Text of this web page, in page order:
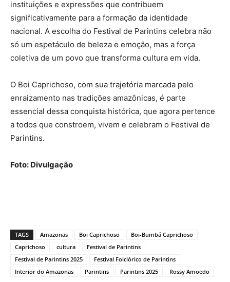
instituições e expressões que contribuem
significativamente para a formação da identidade
nacional. A escolha do Festival de Parintins celebra não
só um espetáculo de beleza e emoção, mas a força
coletiva de um povo que transforma cultura em vida.
O Boi Caprichoso, com sua trajetória marcada pelo
enraizamento nas tradições amazônicas, é parte
essencial dessa conquista histórica, que agora pertence
a todos que constroem, vivem e celebram o Festival de
Parintins.
Foto: Divulgação
TAGS Amazonas Boi Caprichoso
Boi-Bumbá Caprichoso
Caprichoso
cultura
Festival de Parintins
Festival de Parintins 2025
Festival Folclórico de Parintins
Interior do Amazonas
Parintins Parintins 2025 Rossy Amoedo